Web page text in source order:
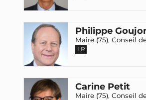
Philippe
Maire (75), Conseil
LR
Carine Petit
Maire (75), Conseil